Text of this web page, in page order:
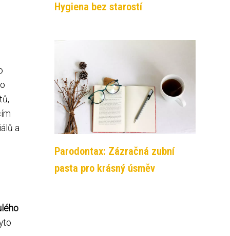
a
Hygiena bez starostí
Parodontax: Zázračná zubní
pasta pro krásný úsměv